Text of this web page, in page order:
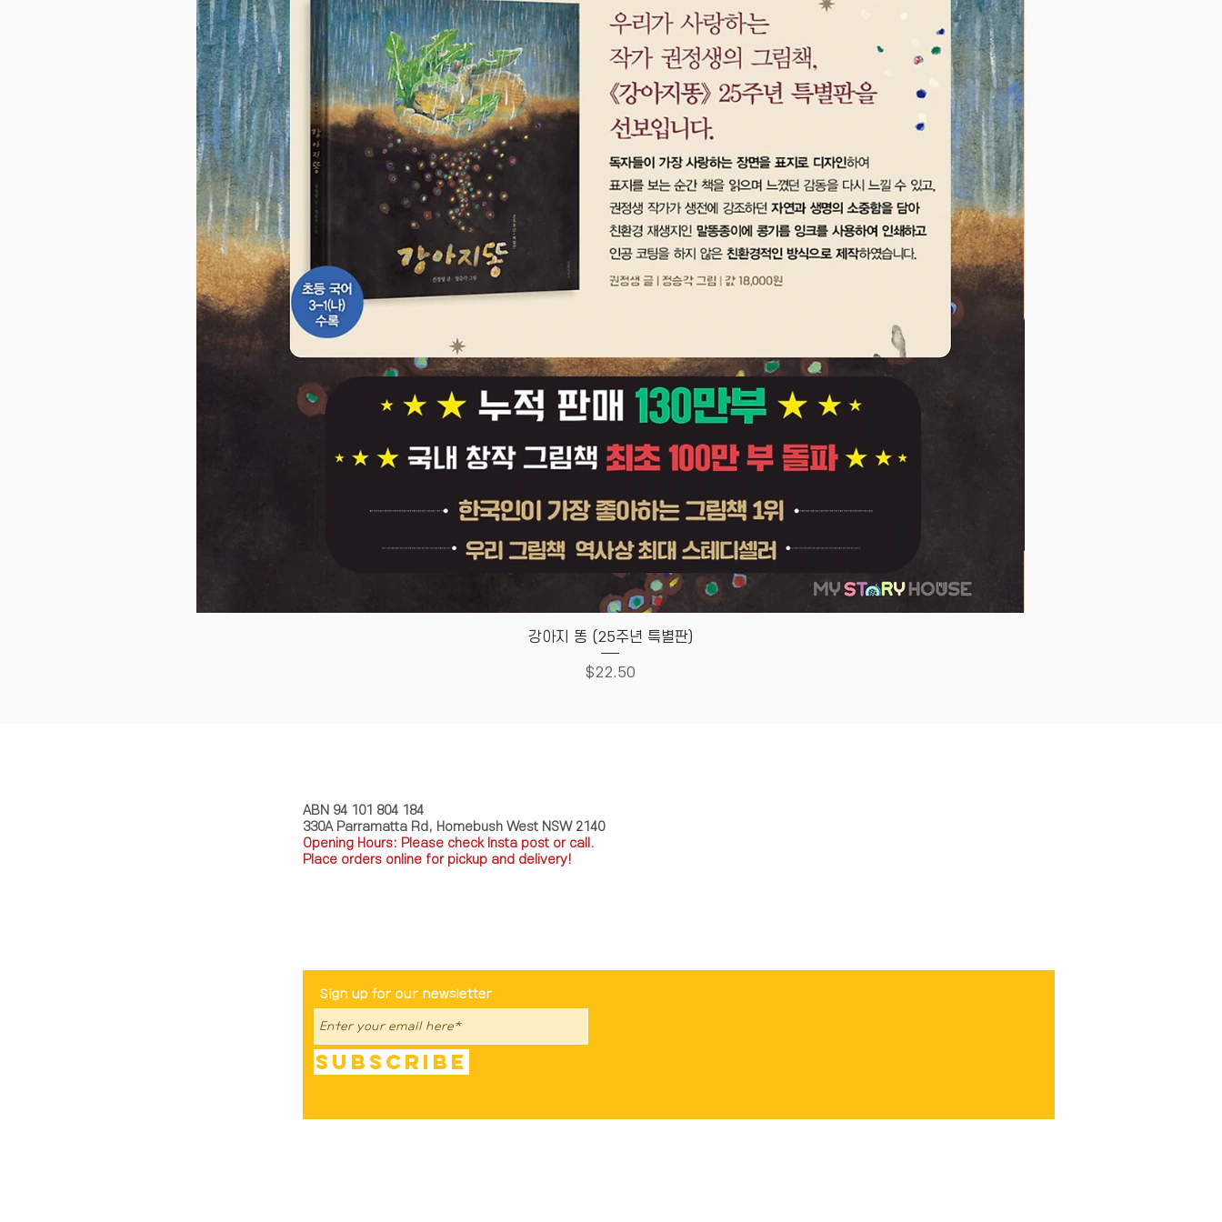
Quick View
강아지 똥 (25주년 특별판)
Price
$22.50
ABN 94 101 804 184
330A Parramatta Rd, Homebush West NSW 2140
Opening Hours: Please check Insta post or call.
Place orders online for pickup and delivery!
Sign up for our newsletter
Subscribe